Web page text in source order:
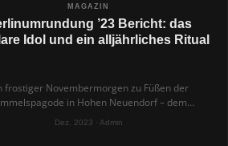
schlimm, dachte ich. Ich würde die Gruppen
wieder einholen – wenn auch anders als
erwartet.
MAGAZIN
’23 Bericht: das
Idol und ein alljährliches Ritual
frostiger Novembermorgen zu Füßen der
in Hohen Neuendorf – dem
Ausgangspunkt für das diesjährige epische
Dez. 2023 · Admin